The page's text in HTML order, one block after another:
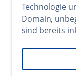
Technologie
Domain,
sind bereits